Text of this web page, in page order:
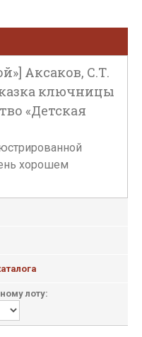
Аксаков, С.Т.
ключницы
«Детская
хорошем
лоту: